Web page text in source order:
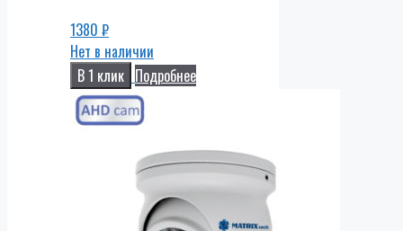
1380 ₽
Нет в наличии
В 1 клик Подробнее